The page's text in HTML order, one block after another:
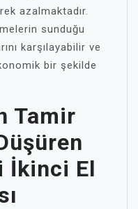
azalmaktadır.
sunduğu
karşılayabilir ve
bir şekilde
Tamir
İkinci El